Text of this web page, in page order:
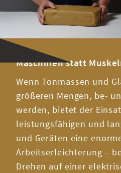
Maschinen statt
Wenn Tonmassen und
größeren Mengen, be-
werden, bietet der
leistungsfähigen und
und Geräten eine
Arbeitserleichterung –
Drehen auf einer